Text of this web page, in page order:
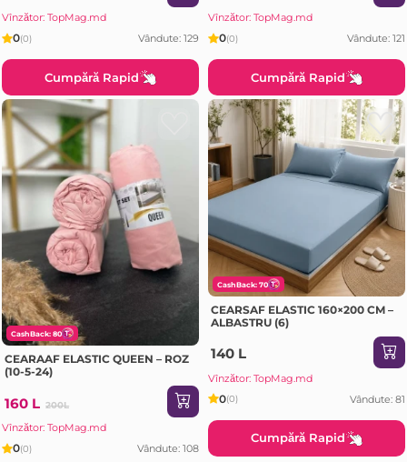
Vînzător: TopMag.md
0(0) Vândute: 129
Cumpără Rapid
Vînzător: TopMag.md
0(0) Vândute: 121
Cumpără Rapid
CashBack: 80
CEARAAF ELASTIC QUEEN – ROZ
(10-5-24)
160 L 200L
Vînzător: TopMag.md
0(0) Vândute: 108
CashBack: 70
CEARSAF ELASTIC 160×200 CM –
ALBASTRU (6)
140 L
Vînzător: TopMag.md
0(0) Vândute: 81
Cumpără Rapid